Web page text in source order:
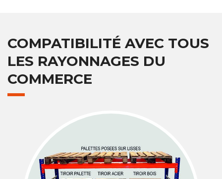
COMPATIBILITÉ AVEC TOUS
LES RAYONNAGES DU
COMMERCE